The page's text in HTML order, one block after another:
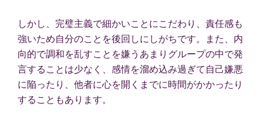
しかし、完璧主義で細かいことにこだわり、責任感も
強いため自分のことを後回しにしがちです。また、内
向的で調和を乱すことを嫌うあまりグループの中で発
言することは少なく、感情を溜め込み過ぎて自己嫌悪
に陥ったり、他者に心を開くまでに時間がかかったり
することもあります。